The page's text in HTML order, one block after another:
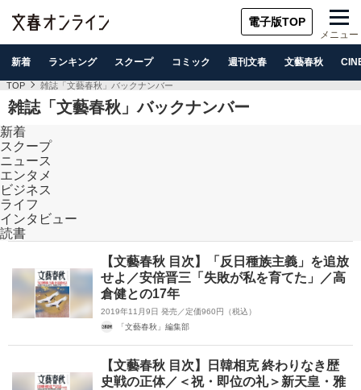
電子版TOP
メニュー
新着 ランキング スクープ コミック 週刊文春 文藝春秋
TOP 雑誌「文藝春秋」バックナンバー
雑誌「文藝春秋」バックナンバー
新着
スクープ
ニュース
エンタメ
ビジネス
ライフ
インタビュー
読書
【文藝春秋 目次】「反日種族主義」を追放
せよ／安倍晋三「失敗が私を育てた」／高
倉健との17年
2019年11月9日 発売／定価960円（税込）
「文藝春秋」編集部
【文藝春秋 目次】日韓相克 終わりなき歴
史戦の正体／＜祝・即位の礼＞新天皇・雅